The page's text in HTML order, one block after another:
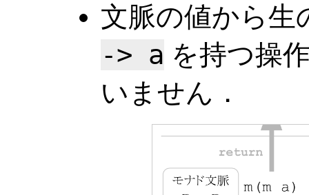
文脈の値から
-> a を持つ操
いません．